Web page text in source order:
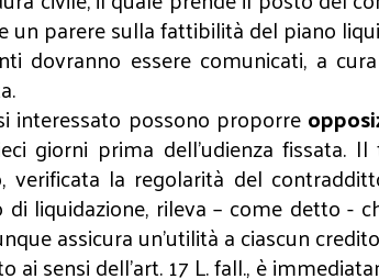
un parere sulla fattibilità del piano
dovranno essere comunicati, a
interessato possono proporre
giorni prima dell’udienza
verificata la regolarità del
di liquidazione, rileva – come detto -
assicura un’utilità a ciascun
ai sensi dell’art. 17 L. fall., è